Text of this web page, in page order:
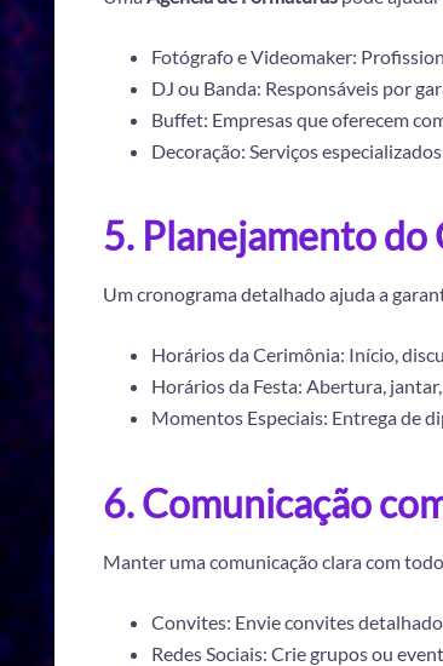
Fotógrafo e Videomaker:
DJ ou Banda: Responsáveis por
Buffet: Empresas que oferecem
Decoração: Serviços
5. Planejamento do
Um cronograma detalhado ajuda a
Horários da Cerimônia: Início,
Horários da Festa: Abertura,
Momentos Especiais: Entrega de
6. Comunicação
Manter uma comunicação clara com
Convites: Envie convites
Redes Sociais: Crie grupos ou